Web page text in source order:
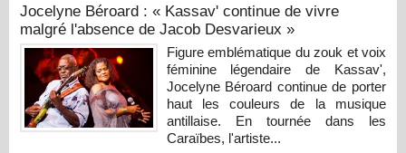
Jocelyne Béroard : « Kassav' continue de vivre
malgré l'absence de Jacob Desvarieux »
Figure emblématique du zouk et voix
féminine légendaire de Kassav',
Jocelyne Béroard continue de porter
haut les couleurs de la musique
antillaise. En tournée dans les
Caraïbes, l'artiste...